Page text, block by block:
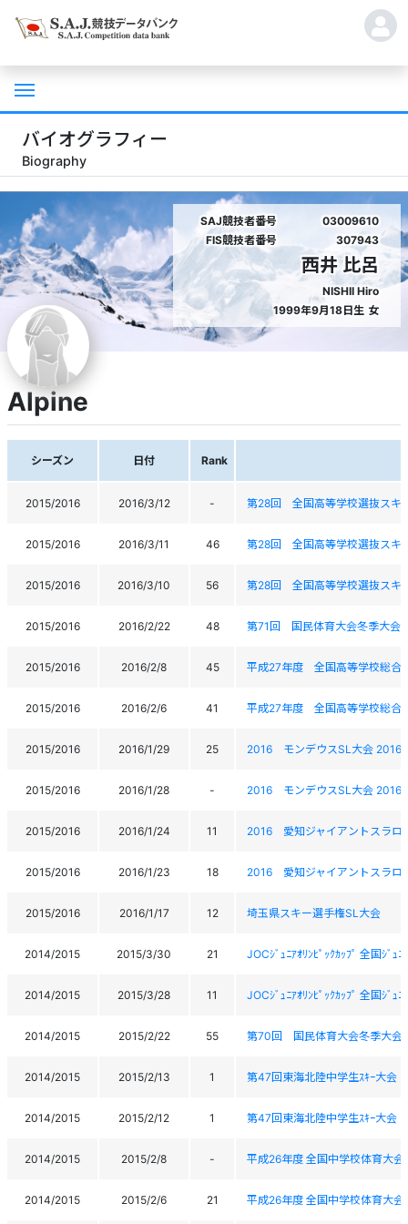
バイオグラフィー
Biography
SAJ競技者番号
03009610
FIS競技者番号
307943
西井 比呂
NISHII Hiro
1999年9月18日生 女
Alpine
シーズン 日付 Rank
2015/2016 2016/3/12 - 第28回 全国高等学校選抜スキ
2015/2016 2016/3/11 46 第28回 全国高等学校選抜スキ
2015/2016 2016/3/10 56 第28回 全国高等学校選抜スキ
2015/2016 2016/2/22 48 第71回 国民体育大会冬季大会
2015/2016 2016/2/8 45 平成27年度 全国高等学校総
2015/2016 2016/2/6 41 平成27年度 全国高等学校総
2015/2016 2016/1/29 25 2016 モンデウスSL大会
2015/2016 2016/1/28 - 2016 モンデウスSL大会
2015/2016 2016/1/24 11 2016 愛知ジャイアントスラロ
2015/2016 2016/1/23 18 2016 愛知ジャイアントスラロ
2015/2016 2016/1/17 12 埼玉県スキー選手権SL大会
2014/2015 2015/3/30 21 JOCｼﾞｭﾆｱｵﾘﾝﾋﾟｯｸｶｯﾌﾟ 全国ｼﾞｭ
2014/2015 2015/3/28 11 JOCｼﾞｭﾆｱｵﾘﾝﾋﾟｯｸｶｯﾌﾟ 全国ｼﾞｭ
2014/2015 2015/2/22 55 第70回 国民体育大会冬季大会
2014/2015 2015/2/13 1 第47回東海北陸中学生ｽｷｰ大会
2014/2015 2015/2/12 1 第47回東海北陸中学生ｽｷｰ大会
2014/2015 2015/2/8 - 平成26年度 全国中学校体育大
2014/2015 2015/2/6 21 平成26年度 全国中学校体育大